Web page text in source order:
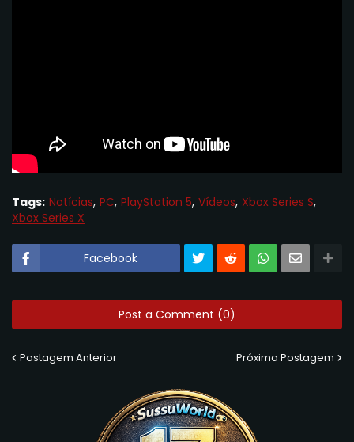
Tags: Notícias PC PlayStation 5 Vídeos Xbox Series S
Xbox Series X
Facebook
Post a Comment (0)
Postagem Anterior Próxima Postagem